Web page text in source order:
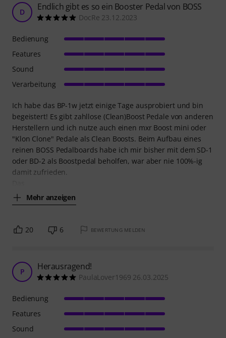
D Endlich gibt es so ein Booster Pedal von BOSS
DocRe 23.12.2023
Ich habe das BP-1w jetzt einige Tage ausprobiert und bin
begeistert! Es gibt zahllose (Clean)Boost Pedale von anderen
Herstellern und ich nutze auch einen mxr Boost mini oder
"Klon Clone" Pedale als Clean Boosts. Beim Aufbau eines
reinen BOSS Pedalboards habe ich mir bisher mit dem SD-1
oder BD-2 als Boostpedal beholfen, war aber nie 100%-ig
damit zufrieden.
Mehr anzeigen
Bedienung
Features
Sound
Verarbeitung
20 6 BEWERTUNG MELDEN
P Herausragend!
PaulaLover1969 26.03.2025
Bedienung
Features
Sound